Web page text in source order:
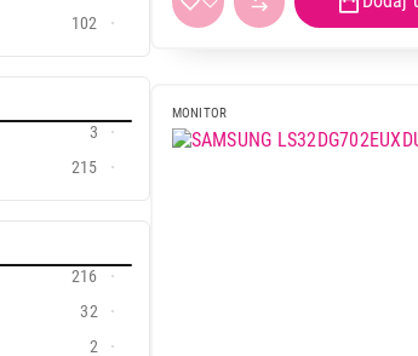
102
3
215
216
32
2
MONITOR